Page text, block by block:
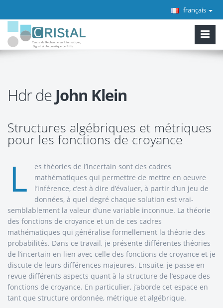
français
Hdr de John Klein
Structures algébriques et métriques
pour les fonctions de croyance
L
es théories de l’incertain sont des cadres
mathématiques qui permettre de mettre en oeuvre
l’inférence, c’est à dire d’évaluer, à partir d’un jeu de
données, à quel degré chaque solution est vrai-
semblablement la valeur d’une variable inconnue. La théorie
des fonctions de croyance et un de ces cadres
mathématiques qui généralise formellement la théorie des
probabilités. Dans ce travail, je présente différentes théories
de l’incertain en lien avec celle des fonctions de croyance et je
discute de leurs différences majeures. Ensuite, je passe en
revue différents aspects quant à la structure de l’espace des
fonctions de croyance. En particulier, j’aborde cet espace en
tant que structure ordonnée, métrique et algébrique.